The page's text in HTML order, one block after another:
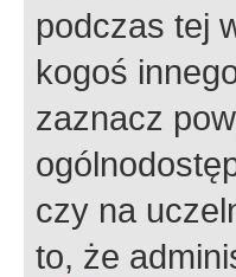
podczas tej
kogoś
zaznacz
czy na
to, że